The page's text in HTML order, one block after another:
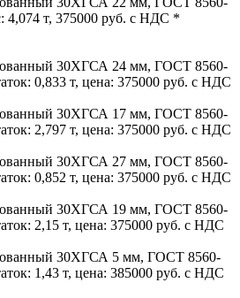
4,074 т, 375000 руб. с НДС *
30ХГСА 24 мм, ГОСТ 8560-
0,833 т, цена: 375000 руб. с НДС
30ХГСА 17 мм, ГОСТ 8560-
2,797 т, цена: 375000 руб. с НДС
30ХГСА 27 мм, ГОСТ 8560-
0,852 т, цена: 375000 руб. с НДС
30ХГСА 19 мм, ГОСТ 8560-
2,15 т, цена: 375000 руб. с НДС
30ХГСА 5 мм, ГОСТ 8560-
1,43 т, цена: 385000 руб. с НДС